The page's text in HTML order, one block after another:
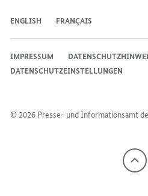
ENGLISH FRANÇAIS
© 2026 Presse- und Informationsamt
IMPRESSUM
DATENSCHUTZEINSTELLUNGEN
Nach
oben